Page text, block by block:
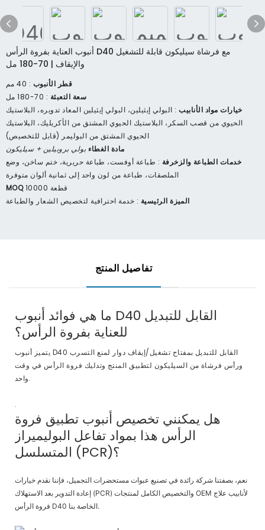
أنبوب العناية بفروة الرأس D40 مع فرشاة سيليكون قابلة للتشغيل
والإيقاف | 70-180 مل
قطر الأنبوب : 40 مم
سعة التعبئة : 70-180 مل
خيارات مواد الأنابيب: البولي إيثيلين، البولي إيثيلين المعاد تدويره، البلاستيك
الحيوي من قصب السكر، البلاستيك الحيوي المشتق من الأكريليك، البلاستيك
الحيوي المشتق من البوليمر (قابل للتخصيص)
مادة الغطاء بولي بروبيلين + سيليكون
خدمات الطباعة والزخرفة : طباعة أوفست، طباعة حريرية، ختم ساخن، وضع
الملصقات، طباعة من لون واحد إلى ثمانية ألوان متوفرة
MOQ
10000 قطعة
الميزة الرئيسية : خدمة احترافية لتخصيص الشعار والطباعة
تفاصيل المنتج
ما هي فوائد أنبوب D40 القابل للتبديل
للعناية بفروة الرأس؟
يتميز أنبوب D40 القابل للتبديل بمفتاح تشغيل/إيقاف دوار لمنع التسرب
ورأس فرشاة من السيليكون لتطبيق المنتج وتدليك فروة الرأس في وقت
واحد.
.
هل يمكنني تخصيص أنبوب تطبيق فروة
الرأس هذا بمواد تفاعل البوليميراز
المتسلسل (PCR)؟
نعم، بصفتنا شركة رائدة في تصنيع عبوات مستحضرات التجميل، فإننا نقدم خيارات
إعادة التدوير بعد الاستهلاك (PCR) والتخصيص الكامل لمنتجات OEM لأنابيب علاج
فروة الرأس D40 الخاصة بنا.